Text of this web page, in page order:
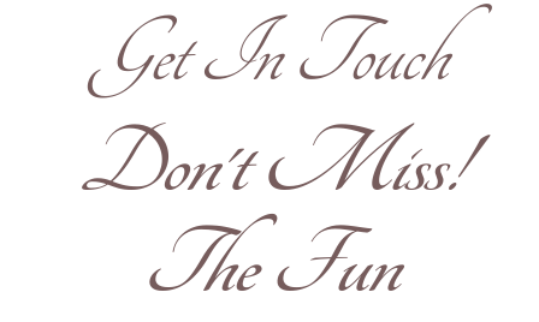
Get In Touch
!Don't Miss
The Fun